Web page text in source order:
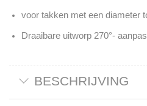
voor takken met een diameter
Draaibare uitworp 270°-
BESCHRIJVING